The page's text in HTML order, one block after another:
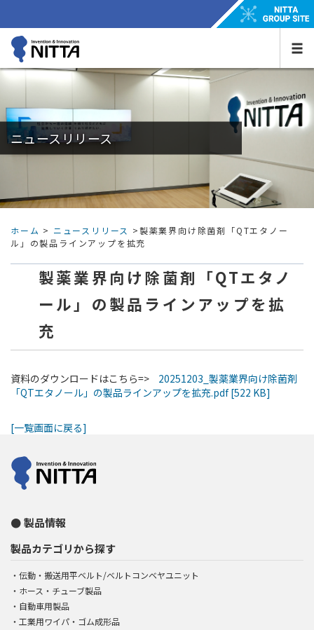
ニュースリリース
ホーム > ニュースリリース >製薬業界向け除菌剤「QTエタノー
ル」の製品ラインアップを拡充
製薬業界向け除菌剤「QTエタノ
ール」の製品ラインアップを拡
充
資料のダウンロードはこちら=>
20251203_製薬業界向け除菌剤
「QTエタノール」の製品ラインアップを拡充.pdf [522 KB]
[一覧画面に戻る]
製品情報
製品カテゴリから探す
伝動・搬送用平ベルト/ベルトコンベヤユニット
ホース・チューブ製品
自動車用製品
工業用ワイパ・ゴム成形品